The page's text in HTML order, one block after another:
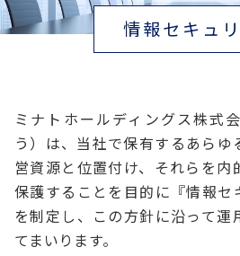
情報セキュ
ミナトホールディングス株式
う）は、当社で保有するあらゆ
営資源と位置付け、それらを内
保護することを目的に『情報セ
を制定し、この方針に沿って運
てまいります。